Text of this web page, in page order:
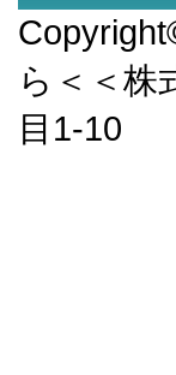
ら＜＜株
目1-10